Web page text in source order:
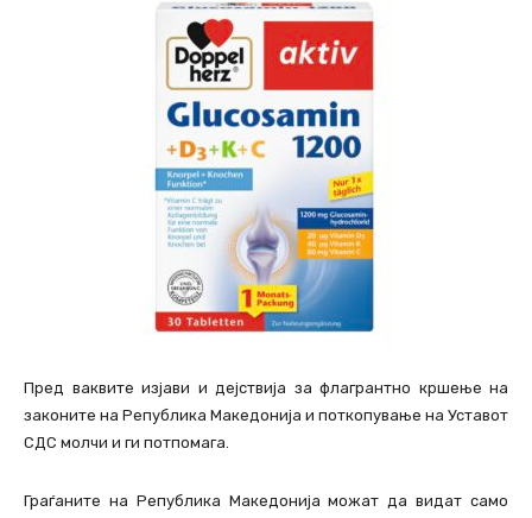
Пред ваквите изјави и дејствија за флагрантно кршење на
законите на Република Македонија и поткопување на Уставот
СДС молчи и ги потпомага.
Граѓаните на Република Македонија можат да видат само